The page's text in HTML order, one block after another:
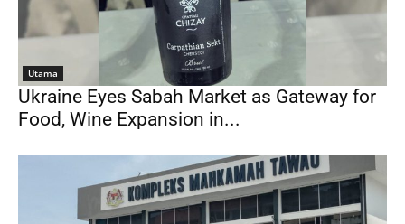
Utama
Ukraine Eyes Sabah Market as Gateway for
Food, Wine Expansion in...